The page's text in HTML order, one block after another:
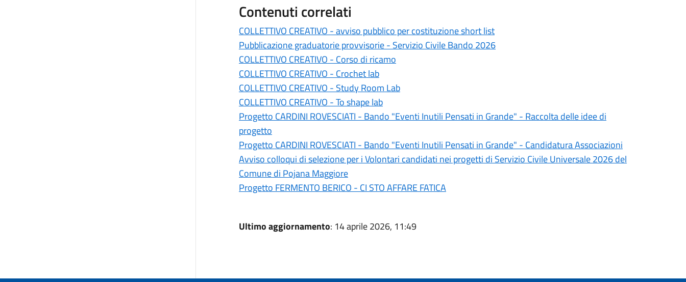
Contenuti correlati
COLLETTIVO CREATIVO - avviso pubblico per costituzione short list
Pubblicazione graduatorie provvisorie - Servizio Civile Bando 2026
COLLETTIVO CREATIVO - Corso di ricamo
COLLETTIVO CREATIVO - Crochet lab
COLLETTIVO CREATIVO - Study Room Lab
COLLETTIVO CREATIVO - To shape lab
Progetto CARDINI ROVESCIATI - Bando "Eventi Inutili Pensati in Grande" - Raccolta delle idee di
progetto
Progetto CARDINI ROVESCIATI - Bando "Eventi Inutili Pensati in Grande" - Candidatura Associazioni
Avviso colloqui di selezione per i Volontari candidati nei progetti di Servizio Civile Universale 2026 del
Comune di Pojana Maggiore
Progetto FERMENTO BERICO - CI STO AFFARE FATICA
Ultimo aggiornamento: 14 aprile 2026, 11:49